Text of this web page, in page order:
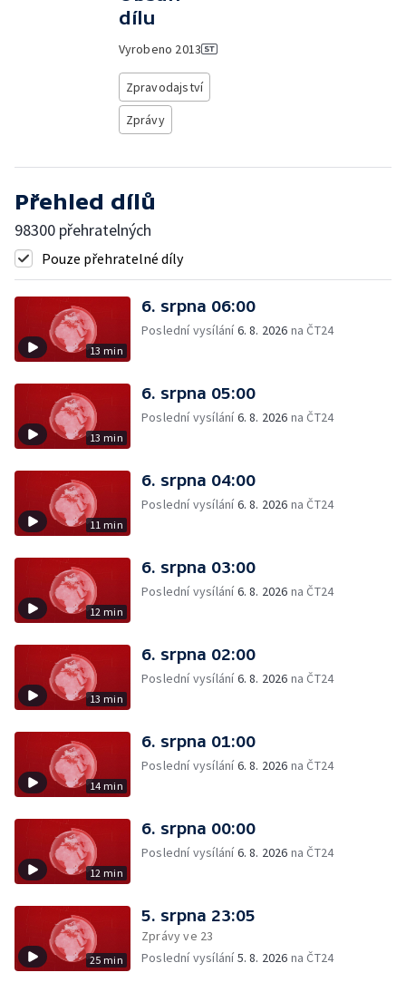
dílu
Vyrobeno 2013
Zpravodajství
Zprávy
Přehled dílů
98300 přehratelných
Pouze přehratelné díly
13 min
6. srpna 06:00
Poslední vysílání6. 8. 2026 na ČT24
13 min
6. srpna 05:00
Poslední vysílání6. 8. 2026 na ČT24
11 min
6. srpna 04:00
Poslední vysílání6. 8. 2026 na ČT24
12 min
6. srpna 03:00
Poslední vysílání6. 8. 2026 na ČT24
13 min
6. srpna 02:00
Poslední vysílání6. 8. 2026 na ČT24
14 min
6. srpna 01:00
Poslední vysílání6. 8. 2026 na ČT24
12 min
6. srpna 00:00
Poslední vysílání6. 8. 2026 na ČT24
25 min
5. srpna 23:05
Zprávy ve 23
Poslední vysílání5. 8. 2026 na ČT24